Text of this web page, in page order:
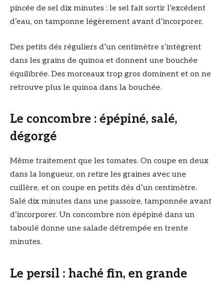
pincée de sel dix minutes : le sel fait sortir l’excédent
d’eau, on tamponne légèrement avant d’incorporer.
Des petits dés réguliers d’un centimètre s’intègrent
dans les grains de quinoa et donnent une bouchée
équilibrée. Des morceaux trop gros dominent et on ne
retrouve plus le quinoa dans la bouchée.
Le concombre : épépiné, salé,
dégorgé
Même traitement que les tomates. On coupe en deux
dans la longueur, on retire les graines avec une
cuillère, et on coupe en petits dés d’un centimètre.
Salé dix minutes dans une passoire, tamponnée avant
d’incorporer. Un concombre non épépiné dans un
taboulé donne une salade détrempée en trente
minutes.
Le persil : haché fin, en grande